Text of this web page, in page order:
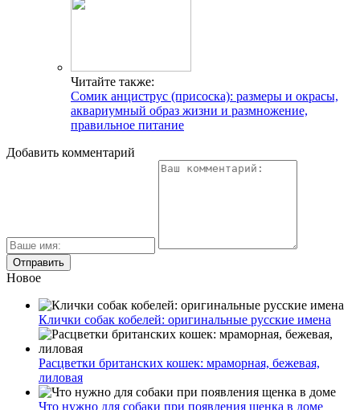
Читайте также:
Сомик анциструс (присоска): размеры и окрасы,
аквариумный образ жизни и размножение,
правильное питание
Добавить комментарий
Новое
Клички собак кобелей: оригинальные русские имена
Расцветки британских кошек: мраморная, бежевая,
лиловая
Что нужно для собаки при появления щенка в доме